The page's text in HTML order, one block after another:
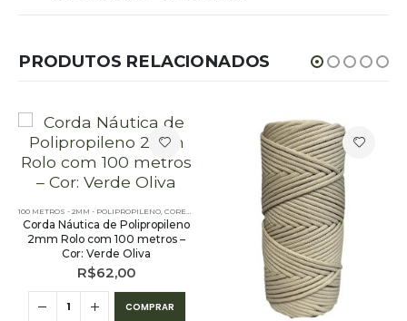
PRODUTOS RELACIONADOS
- 100 METROS
100 METROS - 2MM - POLIPROPILENO CORES LISAS - 100 METROS - 2MM ,OUTLET,PE - 2MM -
Corda Náutica de Polipropileno
2mm Rolo com 100 metros –
Cor: Verde Oliva
R$62,00
COMPRAR